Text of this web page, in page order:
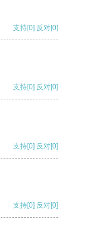
支持[0] 反对[0]
支持[0] 反对[0]
支持[0] 反对[0]
支持[0] 反对[0]